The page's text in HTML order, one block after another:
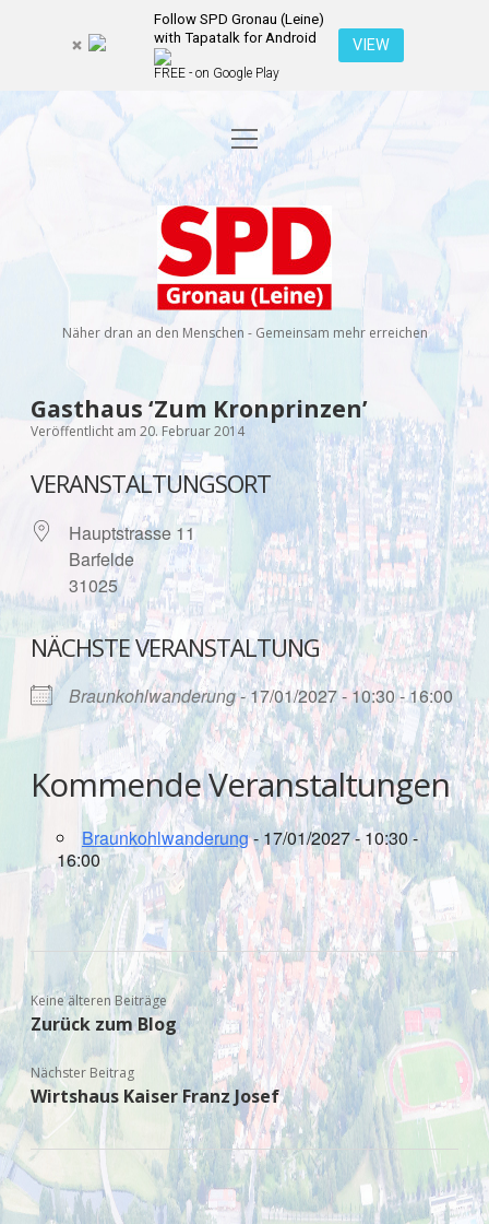
Follow SPD Gronau (Leine)
with Tapatalk for Android
FREE - on Google Play
VIEW
Startseite
Kommunalwahl 2026
Kandidierende
Wahlprogramm
Über uns
Dropdown-
Menü
öffnen
Ratsmitglieder
Veranstaltungen
Kontakt
Newsletter
Spenden
facebook
instagram
rss E-
Mail
Menü
öffnen
SPD
Gronau
(Leine)
Näher dran an den Menschen - Gemeinsam mehr erreichen
Gasthaus ‘Zum Kronprinzen’
Veröffentlicht am 20. Februar 2014
VERANSTALTUNGSORT
Hauptstrasse 11
Barfelde
31025
NÄCHSTE VERANSTALTUNG
Braunkohlwanderung- 17/01/2027 - 10:30 - 16:00
Kommende Veranstaltungen
Braunkohlwanderung- 17/01/2027 - 10:30 -
16:00
Keine älteren Beiträge
Zurück zum Blog
Nächster Beitrag
Wirtshaus Kaiser Franz Josef